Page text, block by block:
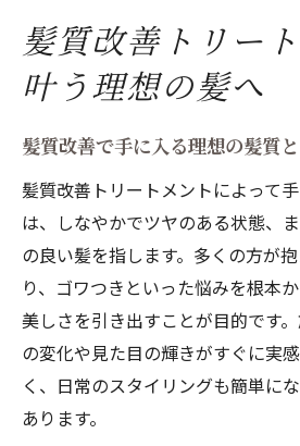
手触りが変わる髪質改善の実
髪質改善で実感できる手
トリートメント施術後の
髪質改善で指通りが驚く
まとまりやすさも髪質改
艶やかさと潤いを保つ秘訣と
髪質改善で叶う艶と潤い
トリートメントが導く髪
潤いを保つ髪質改善の効
髪質改善トリー
叶う理想の髪へ
髪質改善で手に入る理想の髪質
髪質改善トリートメントによって
は、しなやかでツヤのある状態、
の良い髪を指します。多くの方が
り、ゴワつきといった悩みを根本
美しさを引き出すことが目的です
の変化や見た目の輝きがすぐに実
く、日常のスタイリングも簡単に
あります。